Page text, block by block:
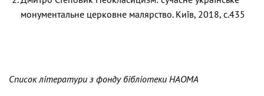
монументальне церковне малярство. Київ, 2018, с.435
Cписок літератури з фонду бібліотеки НАОМА